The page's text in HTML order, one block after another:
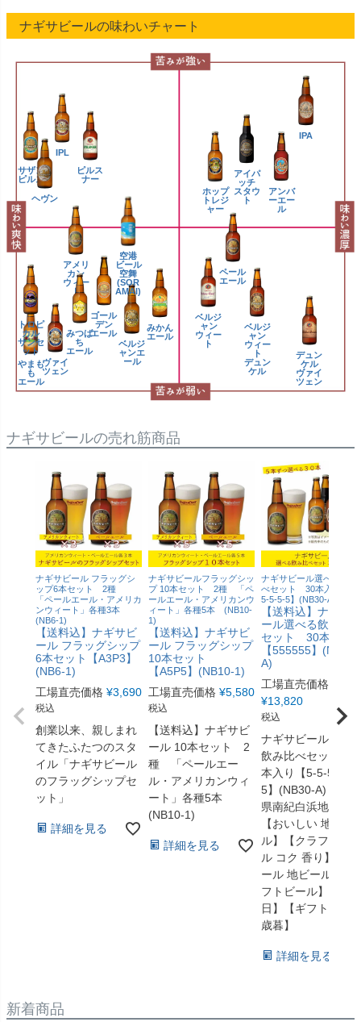
ナギサビールの味わいチャート
アメリ
カン
ウィー
ト
ペール
エール
IPA
みかん
エール
アイパ
ッチ
スタウ
ト
ベルジ
ャン
ウィー
ト
ゴール
デン
エール
みつば
ち
エール
デュン
ケル
ヴァイ
ツェン
ヘヴン
ピルス
ナー
アンバ
ーエー
ル
ベルジ
ャン
ウィー
ト
デュン
ケル
ヴァイ
ツェン
ベルジ
ャンエ
ール
空港
ビール
空舞
(SOR
AMAI)
トロピ
カル
サンセ
ット
ホップ
トレジ
ャー
やまも
も
エール
サザン
ピルス
IPL
ナギサビールの売れ筋商品
ナギサビール フラッグシ
ップ6本セット 2種
「ペールエール・アメリカ
ンウィート」各種3本
(NB6-1)
【送料込】ナギサビ
ール フラッグシップ
6本セット【A3P3】
(NB6-1)
工場直売価格 ¥3,690
税込
創業以来、親しまれ
てきたふたつのスタ
イル「ナギサビール
のフラッグシップセ
ット」
詳細を見る
ナギサビールフラッグシッ
プ 10本セット 2種 「ペ
ールエール・アメリカンウ
ィート」各種5本 (NB10-
1)
【送料込】ナギサビ
ール フラッグシップ
10本セット
【A5P5】(NB10-1)
工場直売価格 ¥5,580
税込
【送料込】ナギサビ
ール 10本セット 2
種 「ペールエー
ル・アメリカンウィ
ート」各種5本
(NB10-1)
詳細を見る
ナギサビール選べる飲み
べセット 30本入り【5-
5-5-5-5】(NB30-A)
【送料込】ナギサ
ール選べる飲み比
セット 30本入り
【555555】(NB30-
A)
工場直売価格
¥13,820
税込
ナギサビール選べ
飲み比べセット
本入り【5-5-5-5-5-
5】(NB30-A) 和歌
県南紀白浜地ビー
【おいしい 地ビー
ル】【クラフトビ
ル コク 香り】【ビ
ール 地ビール クラ
フトビール】【父
日】【ギフト】【
歳暮】
詳細を見る
新着商品